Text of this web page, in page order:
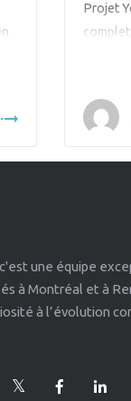
Projet
le
une équipe
à Montréal et à
à l’évolution